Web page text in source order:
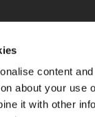
content
about your use
it with other